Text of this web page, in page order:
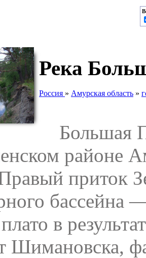
Река
Россия » Амурская область »
Большая
районе
приток
бассейна
в
Шимановска,